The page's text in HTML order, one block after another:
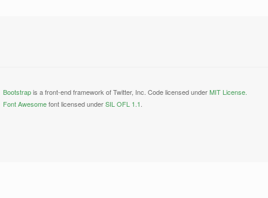
Bootstrapis a front-end framework of Twitter, Inc. Code licensed underMIT License.
Font Awesomefont licensed underSIL OFL 1.1